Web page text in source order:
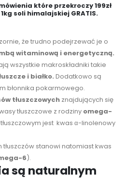
które przekroczy 199zł
soli himalajskiej GRATIS.
że trudno podejrzewać je o
witaminową i energetyczną.
wszystkie makroskładniki takie
i białko. Dodatkowo są
błonnika pokarmowego.
tłuszczowychznajdujących się
tłuszczowe z rodziny omega-
jest kwas α-linolenowy
tłuszczów stanowi natomiast kwas
6).
są naturalnym